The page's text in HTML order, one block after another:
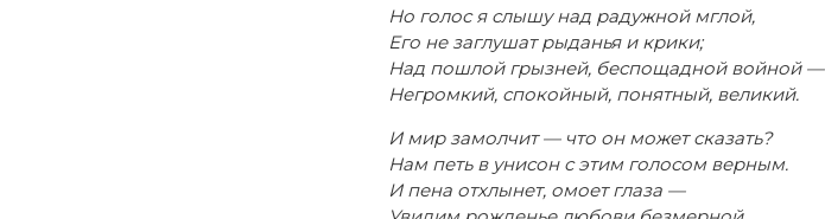
Но голос я слышу над радужной мглой,
Его не заглушат рыданья и крики;
Над пошлой грызней, беспощадной войной —
Негромкий, спокойный, понятный, великий.
И мир замолчит — что он может сказать?
Нам петь в унисон с этим голосом верным.
И пена отхлынет, омоет глаза —